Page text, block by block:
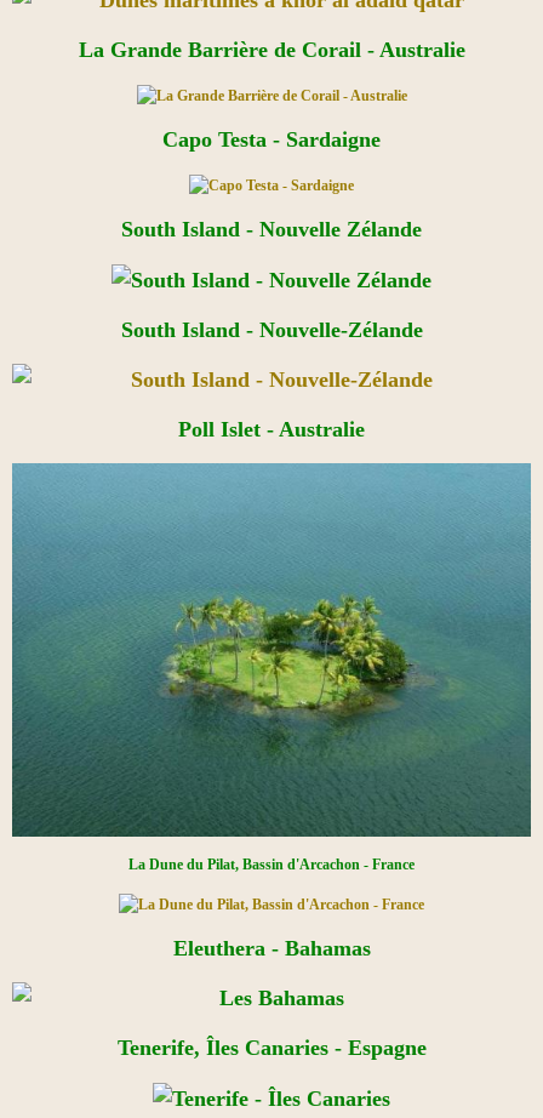
La Grande Barrière de Corail - Australie
Capo Testa - Sardaigne
South Island - Nouvelle Zélande
South Island - Nouvelle-Zélande​
Poll Islet - Australie
La Dune du Pilat, Bassin d'Arcachon​ - France
Eleuthera - Bahamas
Tenerife, Îles Canaries - Espagne